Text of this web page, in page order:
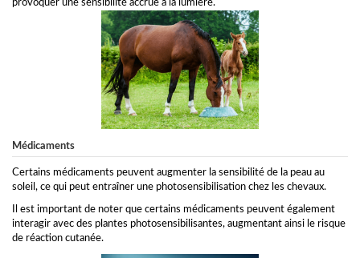
provoquer une sensibilité accrue à la lumière.
Médicaments
Certains médicaments peuvent augmenter la sensibilité de la peau au
soleil, ce qui peut entraîner une photosensibilisation chez les chevaux.
Il est important de noter que certains médicaments peuvent également
interagir avec des plantes photosensibilisantes, augmentant ainsi le risque
de réaction cutanée.